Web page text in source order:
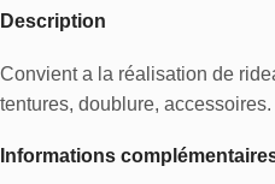
Description
Convient a la réalisation de
tentures, doublure, accessoires.
Informations